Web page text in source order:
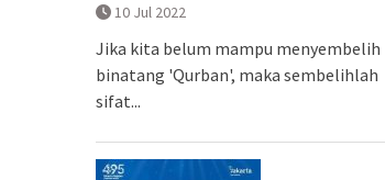
10 Jul 2022
Jika kita belum mampu menyembelih
binatang 'Qurban', maka sembelihlah
sifat...